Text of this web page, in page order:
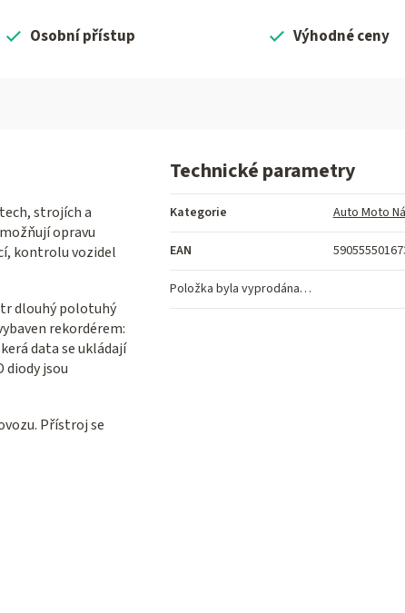
Osobní přístup Výhodné ceny
strojích a
opravu
kontrolu vozidel
dlouhý polotuhý
rekordérem:
data se ukládají
diody jsou
Přístroj se
Technické parametry
Kategorie Auto Moto
EAN
Položka byla vyprodána…